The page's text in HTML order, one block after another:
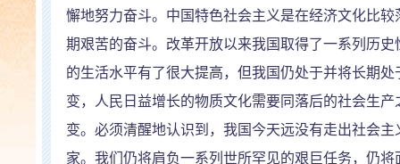
懈地努力奋斗。中国特色社会主义是在经济文化比
期艰苦的奋斗。改革开放以来我国取得了一系列历
的生活水平有了很大提高，但我国仍处于并将长期
变，人民日益增长的物质文化需要同落后的社会生
变。必须清醒地认识到，我国今天远没有走出社会
家。我们仍将肩负一系列世所罕见的艰巨任务，仍